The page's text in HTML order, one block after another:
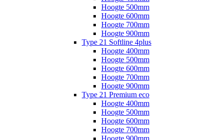
Hoogte 500mm
Hoogte 600mm
Hoogte 700mm
Hoogte 900mm
Type 21 Softline 4plus
Hoogte 400mm
Hoogte 500mm
Hoogte 600mm
Hoogte 700mm
Hoogte 900mm
Type 21 Premium eco
Hoogte 400mm
Hoogte 500mm
Hoogte 600mm
Hoogte 700mm
Hoogte 900mm